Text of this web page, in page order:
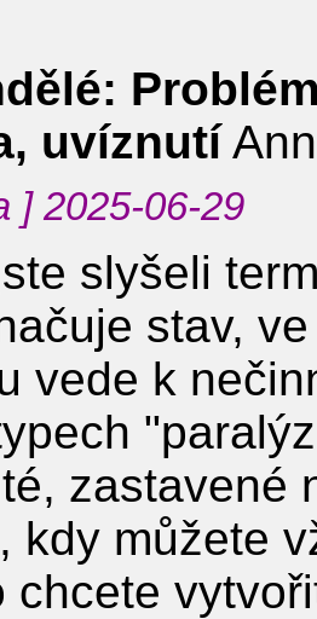
uvíznutí
] 2025-06-29
slyšeli
stav,
vede k
zastavené
kdy můžete
chcete